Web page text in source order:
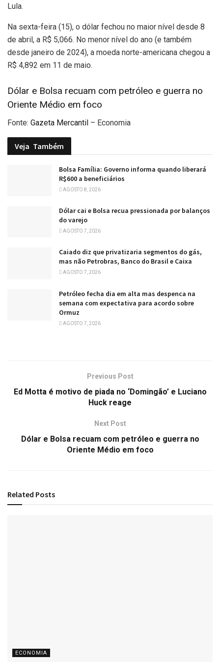
Lula.
Na sexta-feira (15), o dólar fechou no maior nível desde 8
de abril, a R$ 5,066. No menor nível do ano (e também
desde janeiro de 2024), a moeda norte-americana chegou a
R$ 4,892 em 11 de maio.
Dólar e Bolsa recuam com petróleo e guerra no
Oriente Médio em foco
Fonte: Gazeta Mercantil – Economia
Veja Também
Bolsa Família: Governo informa quando liberará
R$600 a beneficiários
AGOSTO 8, 2026
Dólar cai e Bolsa recua pressionada por balanços
do varejo
AGOSTO 7, 2026
Caiado diz que privatizaria segmentos do gás,
mas não Petrobras, Banco do Brasil e Caixa
AGOSTO 7, 2026
Petróleo fecha dia em alta mas despenca na
semana com expectativa para acordo sobre
Ormuz
AGOSTO 7, 2026
Previous Post
Ed Motta é motivo de piada no ‘Domingão’ e Luciano
Huck reage
Next Post
Dólar e Bolsa recuam com petróleo e guerra no
Oriente Médio em foco
Related Posts
ECONOMIA